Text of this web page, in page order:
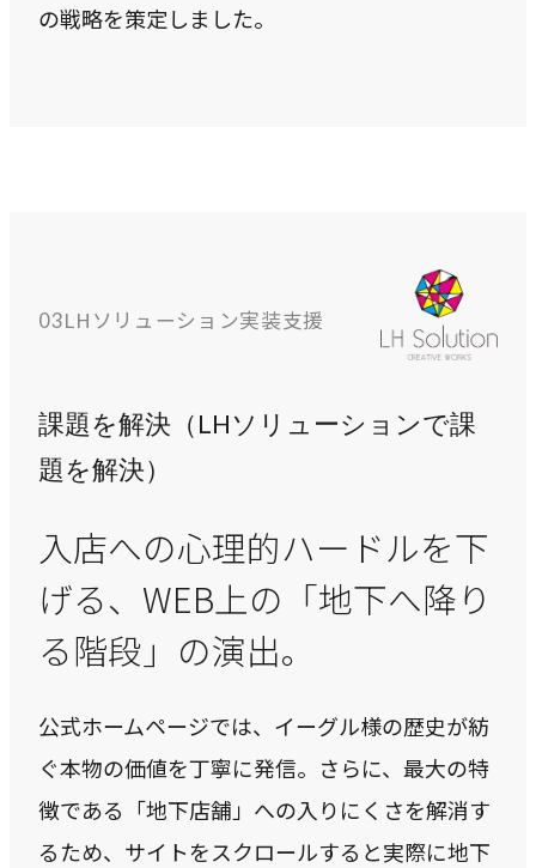
の戦略を策定しました。
03LHソリューション実装支援
課題を解決（LHソリューションで課
題を解決）
入店への心理的ハードルを下
げる、WEB上の「地下へ降り
る階段」の演出。
公式ホームページでは、イーグル様の歴史が紡
ぐ本物の価値を丁寧に発信。さらに、最大の特
徴である「地下店舗」への入りにくさを解消す
るため、サイトをスクロールすると実際に地下